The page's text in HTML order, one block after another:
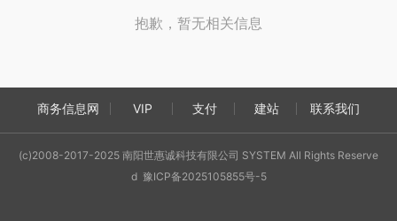
抱歉，暂无相关信息
商务信息网 VIP 支付 建站 联系我们
(c)2008-2017-2025 南阳世惠诚科技有限公司 SYSTEM All Rights Reserve
d 豫ICP备2025105855号-5